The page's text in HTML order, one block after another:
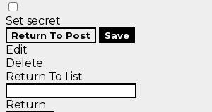
Set secret
Return To Post Save
Edit
Delete
Return To List
Return